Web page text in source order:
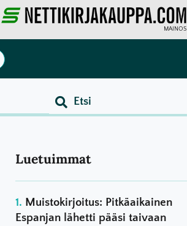
MAINOS
Luetuimmat
Muistokirjoitus: Pitkäaikainen
Espanjan lähetti pääsi taivaan